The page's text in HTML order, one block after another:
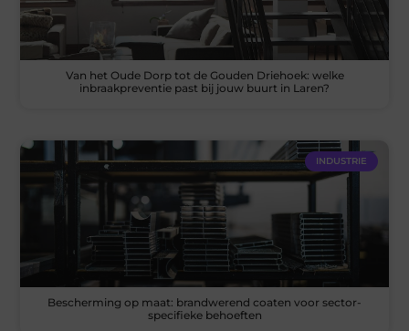
Van het Oude Dorp tot de Gouden Driehoek: welke
inbraakpreventie past bij jouw buurt in Laren?
INDUSTRIE
Bescherming op maat: brandwerend coaten voor sector-
specifieke behoeften